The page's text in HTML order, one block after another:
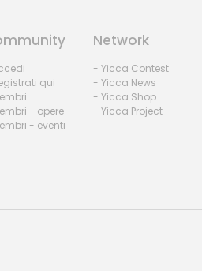
qui
- opere
- eventi
Network
- Yicca Contest
- Yicca News
- Yicca Shop
- Yicca Project